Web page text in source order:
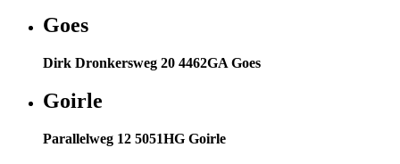
Goes
Dirk Dronkersweg 20 4462GA Goes
Goirle
Parallelweg 12 5051HG Goirle